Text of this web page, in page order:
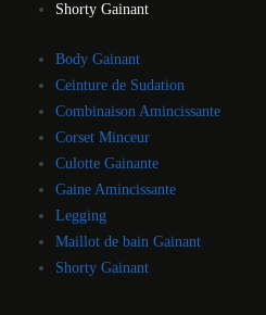
Shorty Gainant
Body Gainant
Ceinture de Sudation
Combinaison Amincissante
Corset Minceur
Culotte Gainante
Gaine Amincissante
Legging
Maillot de bain Gainant
Shorty Gainant